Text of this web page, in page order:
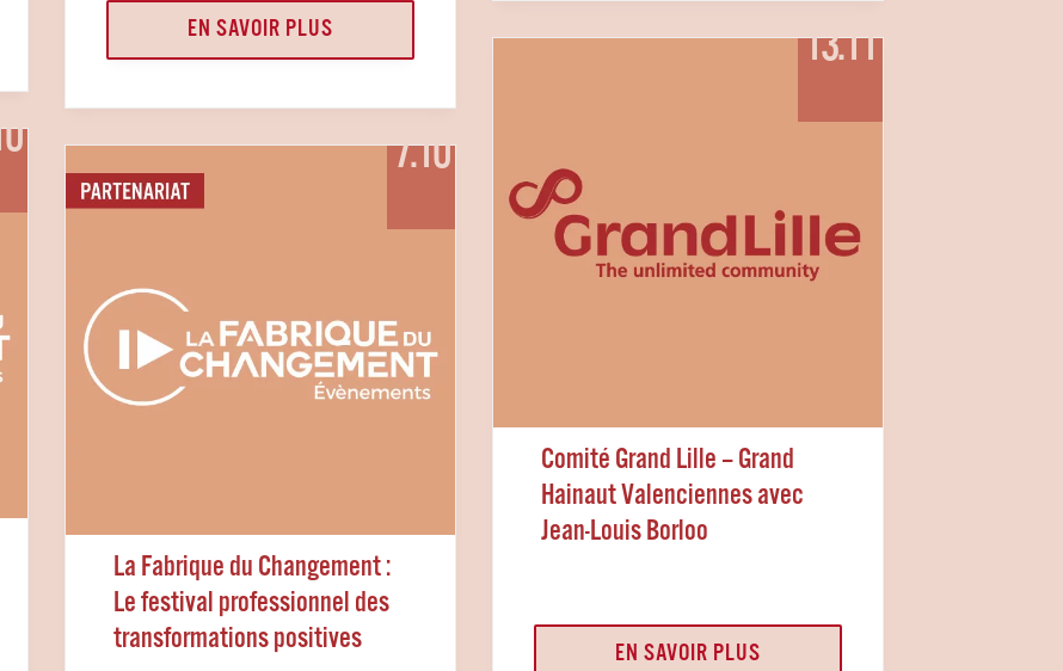
EN SAVOIR PLUS 13.11
Comité Grand Lille – Grand
Hainaut Valenciennes avec
Jean-Louis Borloo
EN SAVOIR PLUS
7.10
La Fabrique du Changement :
Le festival professionnel des
transformations positives